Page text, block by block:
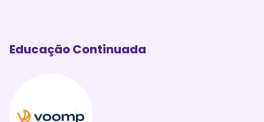
Educação Continuada